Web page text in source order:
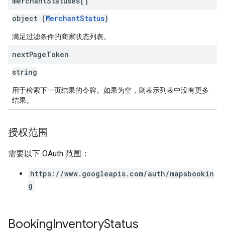
object (MerchantStatus)
满足过滤条件的商家状态列表。
nextPageToken
string
用于检索下一页结果的令牌。如果为空，则表示列表中没有更多
结果。
授权范围
需要以下 OAuth 范围：
https://www.googleapis.com/auth/mapsbookin
g
BookingInventoryStatus